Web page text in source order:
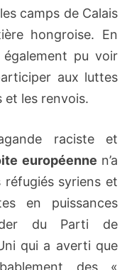
camps de Calais
hongroise. En
également pu voir
aux luttes
et les renvois.
raciste et
européenne n’a
réfugiés syriens et
en puissances
du Parti de
qui a averti que
des «